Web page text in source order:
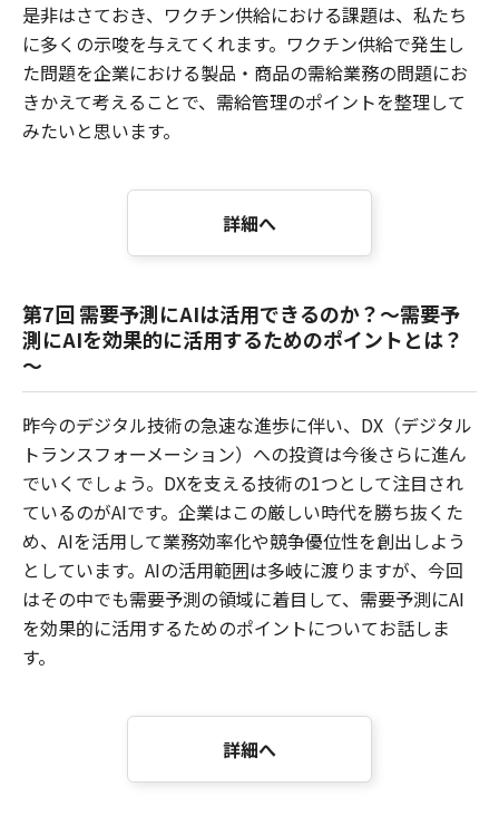
是非はさておき、ワクチン供給における課題は、私たち
に多くの示唆を与えてくれます。ワクチン供給で発生し
た問題を企業における製品・商品の需給業務の問題にお
きかえて考えることで、需給管理のポイントを整理して
みたいと思います。
詳細へ
第7回 需要予測にAIは活用できるのか？～需要予
測にAIを効果的に活用するためのポイントとは？
～
昨今のデジタル技術の急速な進歩に伴い、DX（デジタル
トランスフォーメーション）への投資は今後さらに進ん
でいくでしょう。DXを支える技術の1つとして注目され
ているのがAIです。企業はこの厳しい時代を勝ち抜くた
め、AIを活用して業務効率化や競争優位性を創出しよう
としています。AIの活用範囲は多岐に渡りますが、今回
はその中でも需要予測の領域に着目して、需要予測にAI
を効果的に活用するためのポイントについてお話しま
す。
詳細へ